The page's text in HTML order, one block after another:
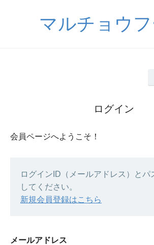
マルチョウ
ログイン
会員ページへようこそ！
ログインID（メールアドレス）とパ
してください。
新規会員登録はこちら
メールアドレス